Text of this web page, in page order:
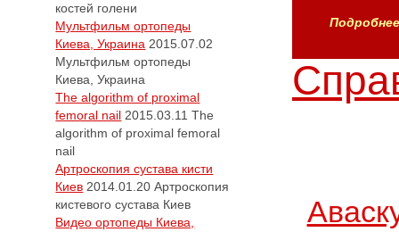
костей голени
Мультфильм ортопеды
Киева, Украина 2015.07.02
Мультфильм ортопеды
Киева, Украина
The algorithm of proximal
femoral nail 2015.03.11 The
algorithm of proximal femoral
nail
Артроскопия сустава кисти
Киев 2014.01.20 Артроскопия
кистевого сустава Киев
Видео ортопеды Киева,